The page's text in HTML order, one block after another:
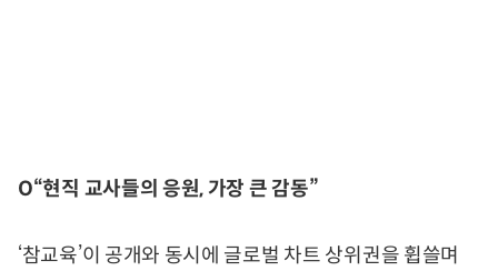
O“현직 교사들의 응원, 가장 큰 감동”
‘참교육’이 공개와 동시에 글로벌 차트 상위권을 휩쓸며